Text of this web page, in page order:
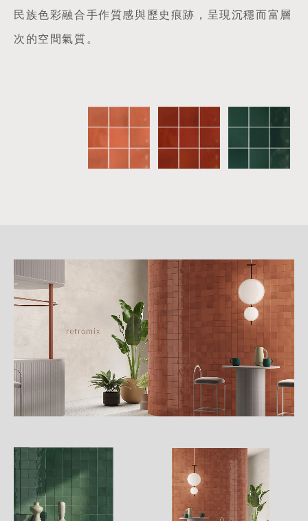
民族色彩融合手作質感與歷史痕跡，呈現沉穩而富層
次的空間氣質。
詳
細